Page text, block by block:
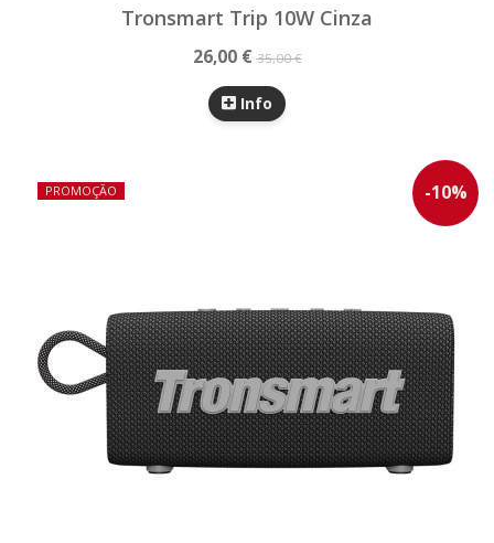
Tronsmart Trip 10W Cinza
26,00 €35,00 €
Info
-10%
PROMOÇÃO